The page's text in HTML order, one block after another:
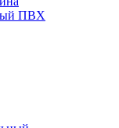
ПВХ